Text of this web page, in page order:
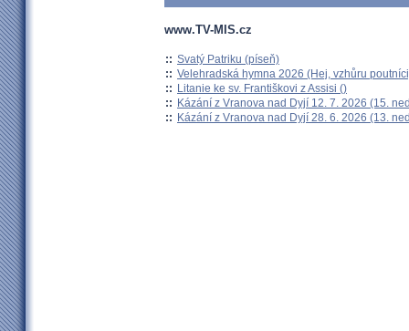
www.TV-MIS.cz
:: Svatý Patriku (píseň)
:: Velehradská hymna 2026 (Hej, vzhůru
:: Litanie ke sv. Františkovi z Assisi ()
:: Kázání z Vranova nad Dyjí 12. 7. 2026 (15.
:: Kázání z Vranova nad Dyjí 28. 6. 2026 (13.